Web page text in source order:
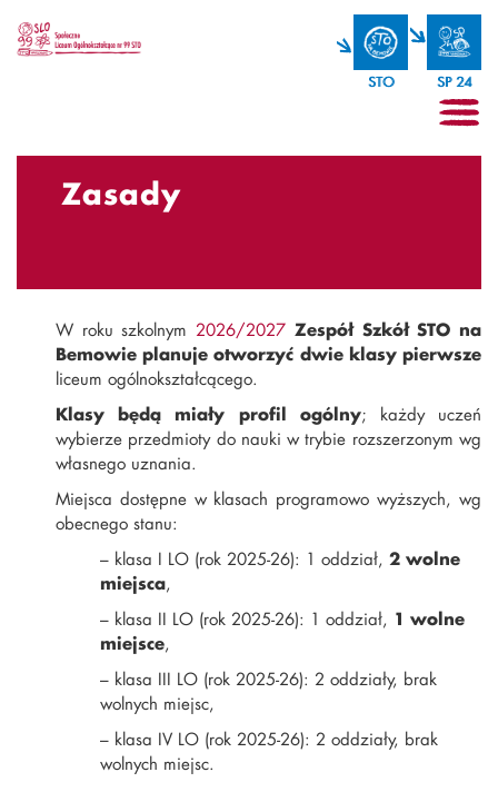
STO SP 24
Zasady
W roku szkolnym 2026/2027 Zespół Szkół STO na
Bemowie planuje otworzyć dwie klasy pierwsze
liceum ogólnokształcącego.
Klasy będą miały profil ogólny; każdy uczeń
wybierze przedmioty do nauki w trybie rozszerzonym wg
własnego uznania.
Miejsca dostępne w klasach programowo wyższych, wg
obecnego stanu:
– klasa I LO (rok 2025-26): 1 oddział, 2 wolne
miejsca,
– klasa II LO (rok 2025-26): 1 oddział, 1 wolne
miejsce,
– klasa III LO (rok 2025-26): 2 oddziały, brak
wolnych miejsc,
– klasa IV LO (rok 2025-26): 2 oddziały, brak
wolnych miejsc.